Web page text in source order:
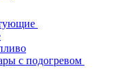
с подогревом